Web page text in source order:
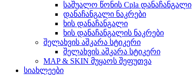
საშუალო წონის Cpla დანაჩანგალი
დანაჩანგალი ნაკრები
ხის დანაჩანგალი
ხის დანაჩანგალის ნაკრები
შელახვის აშკარა სტიკერი
შელახვის აშკარა სტიკერი
MAP & SKIN მუყაოს შეფუთვა
სიახლეები